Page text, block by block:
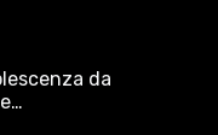
da